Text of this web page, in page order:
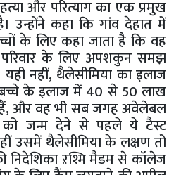
और परित्याग का एक प्रमुख
उन्होंने कहा कि गांव देहात में
के लिए कहा जाता है कि वह
के लिए अपशकुन समझ
यही नहीं, थैलेसीमिया का इलाज
के इलाज में 40 से 50 लाख
और वह भी सब जगह अवेलेबल
को जन्म देने से पहले ये टैस्ट
उसमें थैलेसीमिया के लक्षण तो
निदेशिका ऱश्मि मैडम से कॉलेज